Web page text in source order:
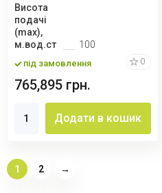
Висота
подачі
(max),
м.вод.ст
100
під замовлення 0
765,895 грн.
Додати в кошик
1 2 →